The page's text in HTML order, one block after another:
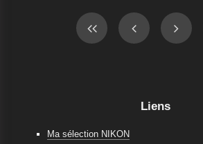
Liens
Ma sélection NIKON